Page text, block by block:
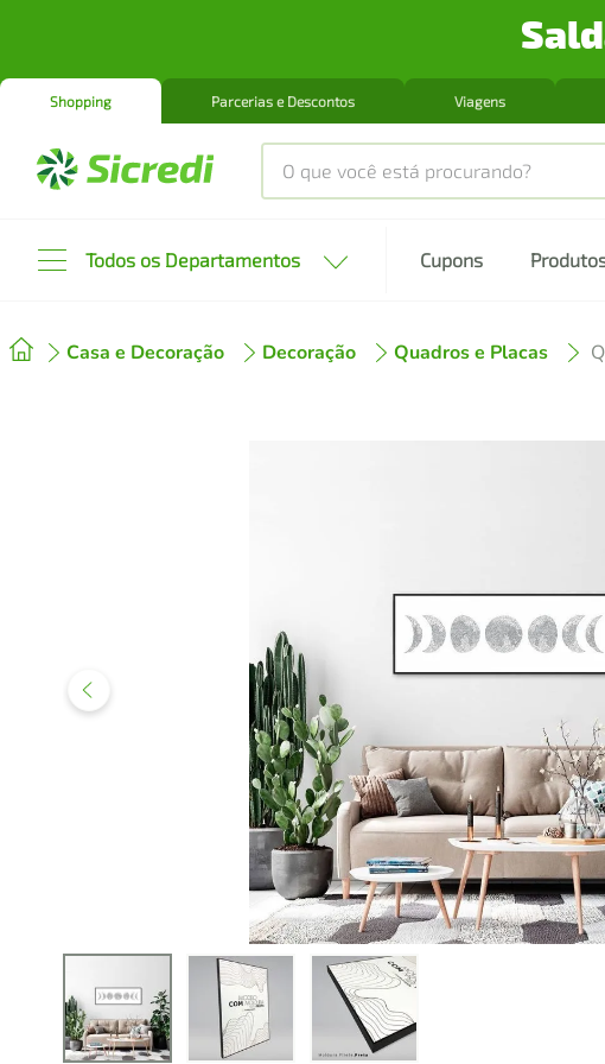
Shopping Parcerias e Descontos Viagens
O que você está procurando?
Todos os Departamentos Cupons
Casa e Decoração Decoração Quadros e Placas
º cafeteira